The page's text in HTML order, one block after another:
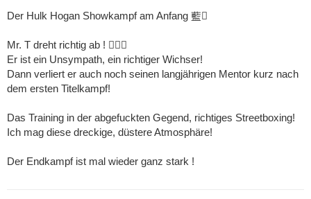
Der Hulk Hogan Showkampf am Anfang 藍
Mr. T dreht richtig ab ! 
Er ist ein Unsympath, ein richtiger Wichser!
Dann verliert er auch noch seinen langjährigen Mentor kurz nach
dem ersten Titelkampf!
Das Training in der abgefuckten Gegend, richtiges Streetboxing!
Ich mag diese dreckige, düstere Atmosphäre!
Der Endkampf ist mal wieder ganz stark !